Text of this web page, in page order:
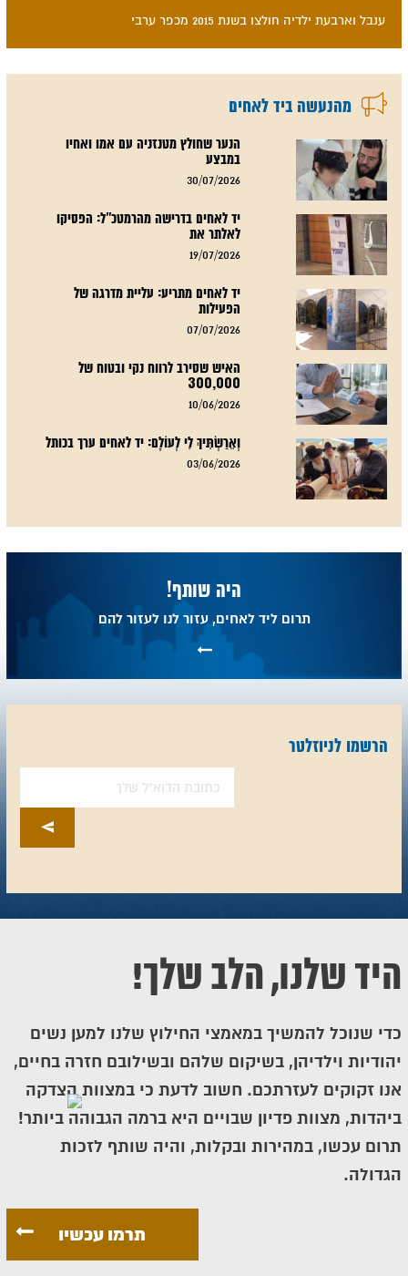
ענבל וארבעת ילדיה חולצו בשנת 2015 מכפר ערבי
מהנעשה ביד לאחים
הנער שחולץ מטנזניה עם אמו ואחיו
במבצע
30/07/2026
יד לאחים בדרישה מהרמטכ"ל: הפסיקו
לאלתר את
19/07/2026
יד לאחים מתריע: עליית מדרגה של
הפעילות
07/07/2026
האיש שסירב לרווח נקי ובטוח של
300,000
10/06/2026
וְאֵרַשְׂתִּיךְ לִי לְעוֹלָם: יד לאחים ערך בכותל
03/06/2026
היה שותף!
תרום ליד לאחים, עזור לנו לעזור להם
הרשמו לניוזלטר
היד שלנו, הלב שלך!
כדי שנוכל להמשיך במאמצי החילוץ שלנו למען נשים
יהודיות וילדיהן, בשיקום שלהם ובשילובם חזרה בחיים,
אנו זקוקים לעזרתכם. חשוב לדעת כי במצוות הצדקה
ביהדות, מצוות פדיון שבויים היא ברמה הגבוהה ביותר!
תרום עכשו, במהירות ובקלות, והיה שותף לזכות
הגדולה.
תרמו עכשיו